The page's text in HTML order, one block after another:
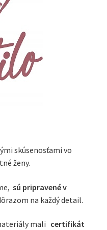
skúsenosťami vo
ženy.
sú pripravené v
na každý detail.
mali certifikát